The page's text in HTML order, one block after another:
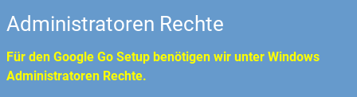
Administratoren Rechte
Für den Google Go Setup benötigen wir unter Windows
Administratoren Rechte.